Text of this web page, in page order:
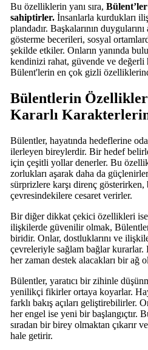
Bu özelliklerin yanı sıra,
sahiptirler.İnsanlarla kurdukları
plandadır. Başkalarının
gösterme becerileri, sosyal
şekilde etkiler. Onların yanında
kendinizi rahat, güvende ve değerli
Bülent'lerin en çok gizli
Bülentlerin
Kararlı
Bülentler, hayatında hedeflerine
ilerleyen bireylerdir. Bir hedef
için çeşitli yollar denerler. Bu
zorlukları aşarak daha da
sürprizlere karşı direnç gösterirken,
çevresindekilere cesaret verirler.
Bir diğer dikkat çekici özellikleri ise
ilişkilerde güvenilir olmak,
biridir. Onlar, dostluklarını ve
çevreleriyle sağlam bağlar
her zaman destek alacakları bir ağ
Bülentler, yaratıcı bir zihinle
yenilikçi fikirler ortaya koyarlar.
farklı bakış açıları geliştirebilirler.
her engel ise yeni bir başlangıçtır.
sıradan bir birey olmaktan çıkarır
hale getirir.